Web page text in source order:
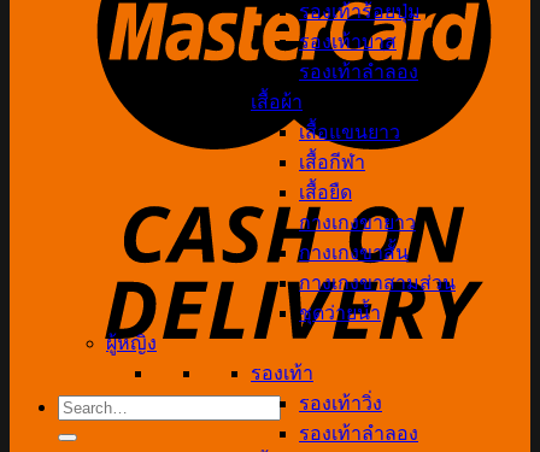
Search
for:
รองเท้าร้อยปุ่ม
รองเท้าบาส
รองเท้าลำลอง
เสื้อผ้า
เสื้อแขนยาว
เสื้อกีฬา
เสื้อยืด
กางเกงขายาว
กางเกงขาสั้น
กางเกงขาสามส่วน
ชุดว่ายน้ำ
ผู้หญิง
รองเท้า
รองเท้าวิ่ง
รองเท้าลำลอง